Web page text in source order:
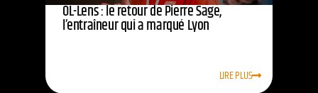
OL-Lens : le retour de Pierre Sage,
l’entraîneur qui a marqué Lyon
LIRE PLUS